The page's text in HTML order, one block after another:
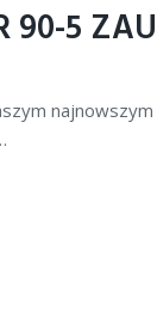
90-5